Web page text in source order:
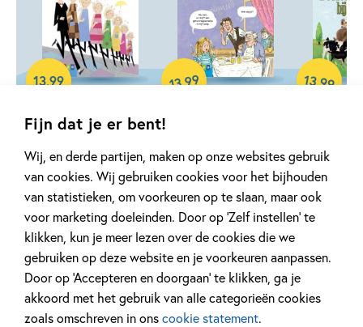
Fijn dat je er bent!
Wij, en derde partijen, maken op onze websites gebruik
van cookies. Wij gebruiken cookies voor het bijhouden
van statistieken, om voorkeuren op te slaan, maar ook
voor marketing doeleinden. Door op ‘Zelf instellen’ te
klikken, kun je meer lezen over de cookies die we
gebruiken op deze website en je voorkeuren aanpassen.
Door op ‘Accepteren en doorgaan’ te klikken, ga je
akkoord met het gebruik van alle categorieën cookies
zoals omschreven in onscookie statement.
Leesserie
Estafette – Ome
Jaap heeft zeven
zussen
Bette Westera, Jeska
Verstegen
13,99
Estafette – Lach
smakelijk!
Annemarie Bon, Andrea
Kruis
13,99
Hardcover
de boer
Monique
13,99